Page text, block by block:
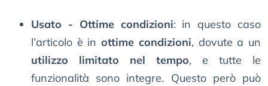
Usato - Ottime condizioni: in questo caso
l’articolo è inottime condizioni, dovute a un
utilizzo limitato nel tempo, e tutte le
funzionalità sono integre. Questo però può